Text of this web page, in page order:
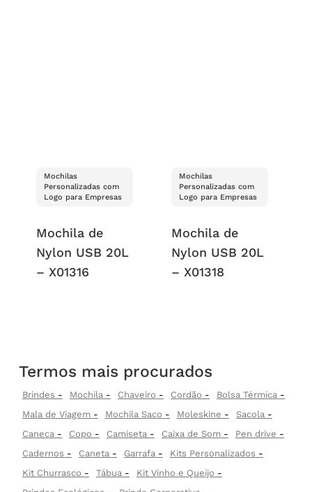
Mochilas
Personalizadas com
Logo para Empresas
Mochila de
Nylon USB 20L
– X01316
Mochilas
Personalizadas com
Logo para Empresas
Mochila de
Nylon USB 20L
– X01318
Termos mais procurados
Brindes Mochila Chaveiro Cordão
Bolsa Térmica
Mala de Viagem
Mochila Saco Moleskine
Sacola
Caneca
Copo Camiseta Caixa de Som
Pen drive
Cadernos
Caneta Garrafa
Kits Personalizados
Kit Churrasco
Tábua
Kit Vinho e Queijo